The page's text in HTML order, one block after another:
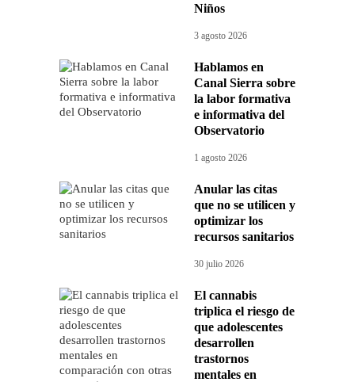
Niños
3 agosto 2026
Hablamos en
Canal Sierra sobre
la labor formativa
e informativa del
Observatorio
1 agosto 2026
Anular las citas
que no se utilicen y
optimizar los
recursos sanitarios
30 julio 2026
El cannabis
triplica el riesgo de
que adolescentes
desarrollen
trastornos
mentales en